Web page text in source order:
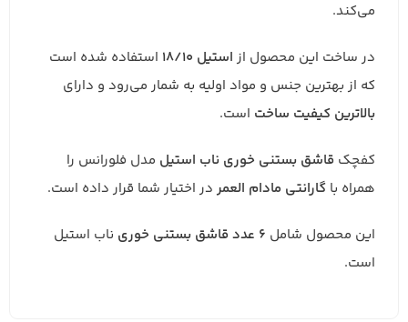
می‌کند.
در ساخت این محصول از استیل 18/10
استفاده شده است
که از بهترین جنس و مواد اولیه به شمار می‌رود و دارای
بالاترین کیفیت ساخت است.
کفچک قاشق بستنی خوری ناب استیل مدل فلورانس را
همراه با گارانتی مادام العمر در اختیار شما قرار داده است.
این محصول شامل 6 عدد قاشق بستنی خوری
ناب استیل
است.